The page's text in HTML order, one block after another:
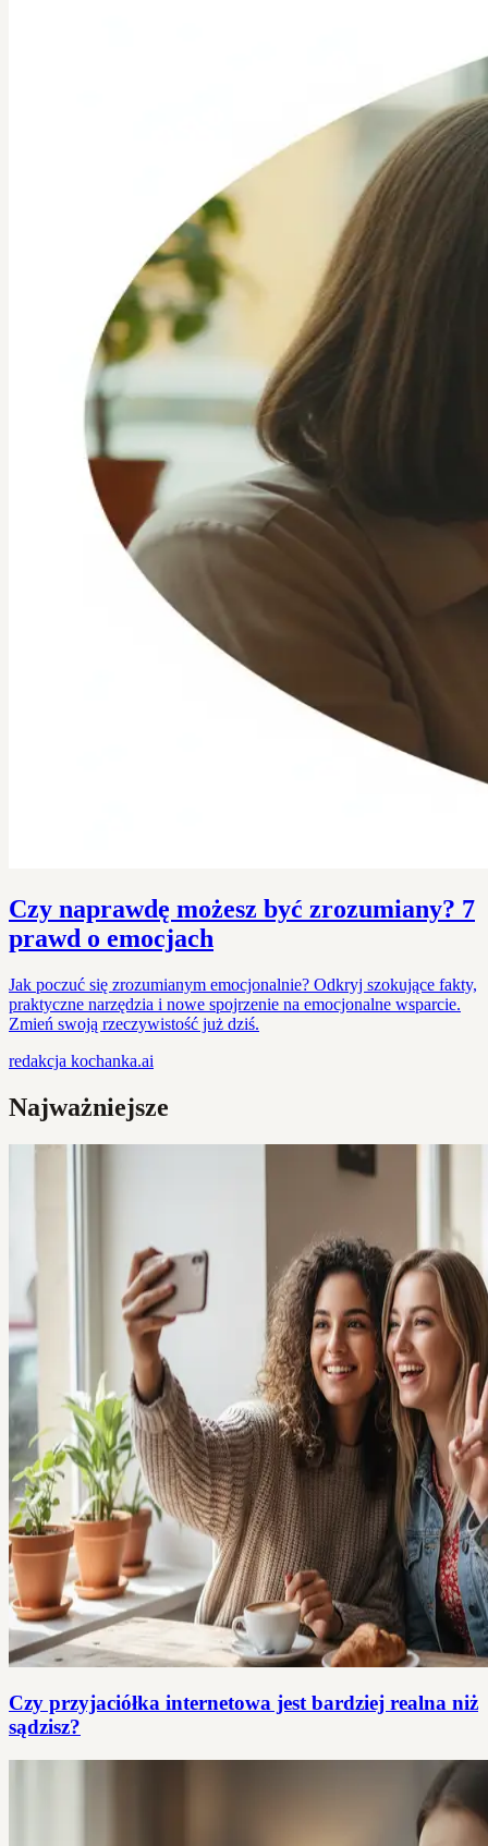
Czy naprawdę możesz być zrozumiany? 7
prawd o emocjach
Jak poczuć się zrozumianym emocjonalnie? Odkryj szokujące fakty,
praktyczne narzędzia i nowe spojrzenie na emocjonalne wsparcie.
Zmień swoją rzeczywistość już dziś.
redakcja kochanka.ai
Najważniejsze
Czy przyjaciółka internetowa jest bardziej realna niż
sądzisz?